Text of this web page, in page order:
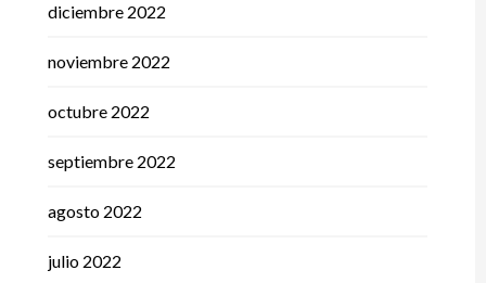
diciembre 2022
noviembre 2022
octubre 2022
septiembre 2022
agosto 2022
julio 2022